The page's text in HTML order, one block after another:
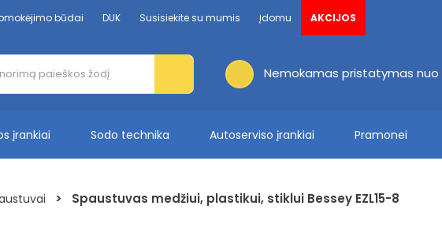
būdai DUK Susisiekite su mumis Įdomu AKCIJOS
Nemokamas pristatymas nuo
įrankiai Sodo technika Autoserviso įrankiai Pramonei
> Spaustuvas medžiui, plastikui, stiklui Bessey EZL15-8